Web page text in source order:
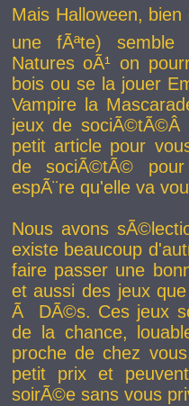
Mais Halloween, bien
une fÃªte) semble
Natures oÃ¹ on
bois ou se la jouer
Vampire la
jeux de
petit article pour
de sociÃ©tÃ©
espÃ¨re qu'elle va
Nous avons
existe beaucoup
faire passer une
et aussi des jeux
Ã DÃ©s. Ces jeux
de la chance,
proche de chez
petit prix et
soirÃ©e sans vous